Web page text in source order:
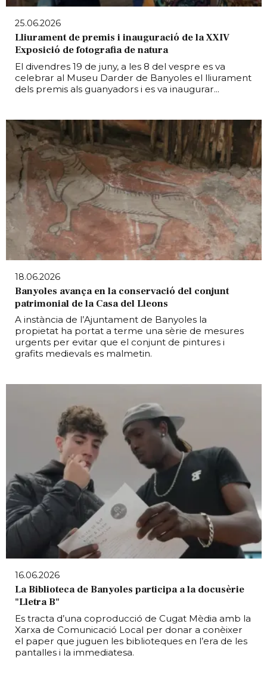
25.06.2026
Lliurament de premis i inauguració de la XXIV
Exposició de fotografia de natura
El divendres 19 de juny, a les 8 del vespre es va
celebrar al Museu Darder de Banyoles el lliurament
dels premis als guanyadors i es va inaugurar...
18.06.2026
Banyoles avança en la conservació del conjunt
patrimonial de la Casa del Lleons
A instància de l’Ajuntament de Banyoles la
propietat ha portat a terme una sèrie de mesures
urgents per evitar que el conjunt de pintures i
grafits medievals es malmetin.
16.06.2026
La Biblioteca de Banyoles participa a la docusèrie
"Lletra B"
Es tracta d’una coproducció de Cugat Mèdia amb la
Xarxa de Comunicació Local per donar a conèixer
el paper que juguen les biblioteques en l’era de les
pantalles i la immediatesa.